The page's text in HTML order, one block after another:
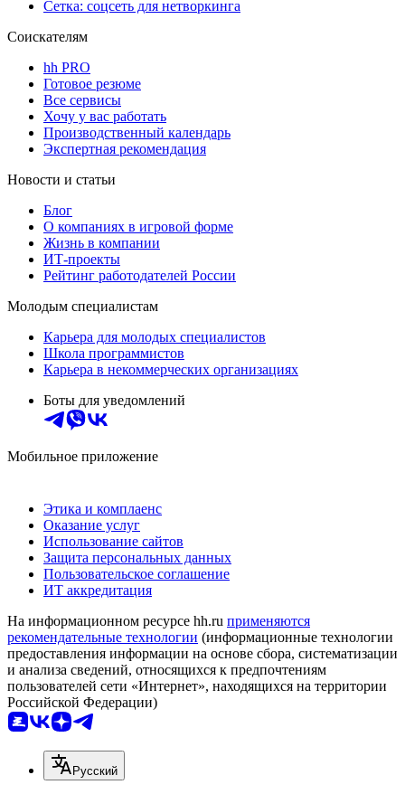
Сетка: соцсеть для нетворкинга
Соискателям
hh PRO
Готовое резюме
Все сервисы
Хочу у вас работать
Производственный календарь
Экспертная рекомендация
Новости и статьи
Блог
О компаниях в игровой форме
Жизнь в компании
ИТ-проекты
Рейтинг работодателей России
Молодым специалистам
Карьера для молодых специалистов
Школа программистов
Карьера в некоммерческих организациях
Боты для уведомлений
Мобильное приложение
Этика и комплаенс
Оказание услуг
Использование сайтов
Защита персональных данных
Пользовательское соглашение
ИТ аккредитация
На информационном ресурсе hh.ru применяются
рекомендательные технологии (информационные технологии
предоставления информации на основе сбора, систематизации
и анализа сведений, относящихся к предпочтениям
пользователей сети «Интернет», находящихся на территории
Российской Федерации)
Русский